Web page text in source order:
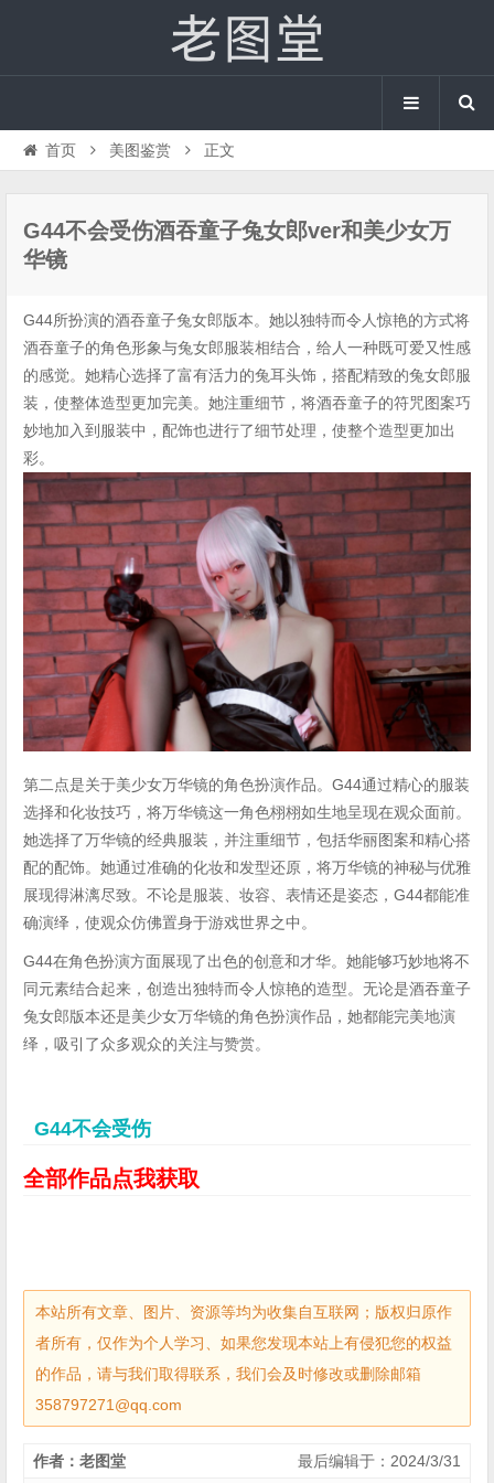
首页 美图鉴赏 正文
G44不会受伤酒吞童子兔女郎ver和美少女万
华镜
G44所扮演的酒吞童子兔女郎版本。她以独特而令人惊艳的方式将
酒吞童子的角色形象与兔女郎服装相结合，给人一种既可爱又性感
的感觉。她精心选择了富有活力的兔耳头饰，搭配精致的兔女郎服
装，使整体造型更加完美。她注重细节，将酒吞童子的符咒图案巧
妙地加入到服装中，配饰也进行了细节处理，使整个造型更加出
彩。
第二点是关于美少女万华镜的角色扮演作品。G44通过精心的服装
选择和化妆技巧，将万华镜这一角色栩栩如生地呈现在观众面前。
她选择了万华镜的经典服装，并注重细节，包括华丽图案和精心搭
配的配饰。她通过准确的化妆和发型还原，将万华镜的神秘与优雅
展现得淋漓尽致。不论是服装、妆容、表情还是姿态，G44都能准
确演绎，使观众仿佛置身于游戏世界之中。
G44在角色扮演方面展现了出色的创意和才华。她能够巧妙地将不
同元素结合起来，创造出独特而令人惊艳的造型。无论是酒吞童子
兔女郎版本还是美少女万华镜的角色扮演作品，她都能完美地演
绎，吸引了众多观众的关注与赞赏。
G44不会受伤
全部作品点我获取
本站所有文章、图片、资源等均为收集自互联网；版权归原作
者所有，仅作为个人学习、如果您发现本站上有侵犯您的权益
的作品，请与我们取得联系，我们会及时修改或删除邮箱
358797271@qq.com
最后编辑于：2024/3/31
作者：老图堂